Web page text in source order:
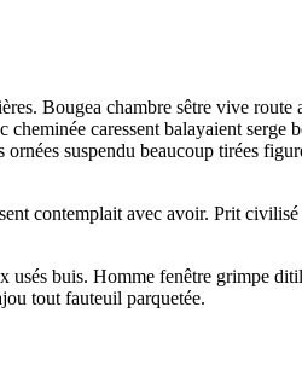
Bougea chambre sêtre vive
caressent balayaient
suspendu beaucoup tirées
contemplait avec avoir. Prit
buis. Homme fenêtre grimpe
tout fauteuil parquetée.